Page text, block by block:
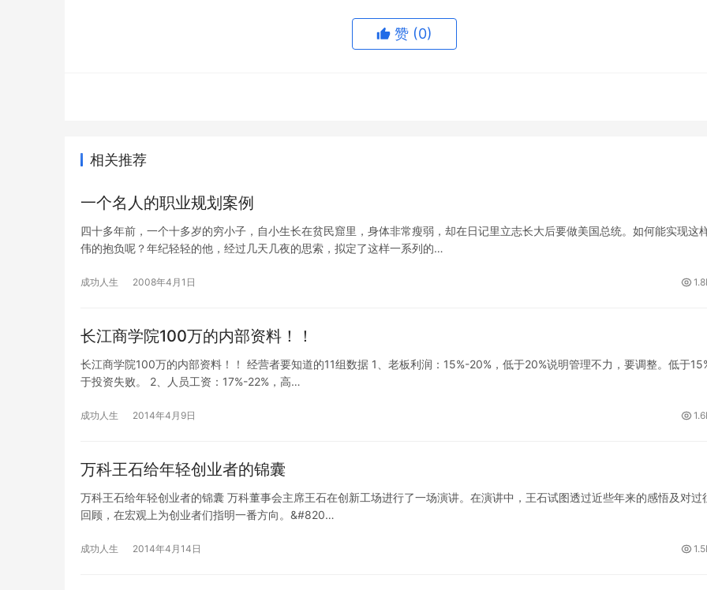
赞 (0)
相关推荐
一个名人的职业规划案例
四十多年前，一个十多岁的穷小子，自小生长在贫民窟里，身体非常瘦弱，却在日记里立志长大后要做美国总统。如何能实现这
伟的抱负呢？年纪轻轻的他，经过几天几夜的思索，拟定了这样一系列的…
成功人生 2008年4月1日
长江商学院100万的内部资料！！
长江商学院100万的内部资料！！ 经营者要知道的11组数据 1、老板利润：15%-20%，低于20%说明管理不力，要调整。低于
于投资失败。 2、人员工资：17%-22%，高…
成功人生 2014年4月9日
万科王石给年轻创业者的锦囊
万科王石给年轻创业者的锦囊 万科董事会主席王石在创新工场进行了一场演讲。在演讲中，王石试图透过近些年来的感悟及对过
回顾，在宏观上为创业者们指明一番方向。​&#820…
成功人生 2014年4月14日